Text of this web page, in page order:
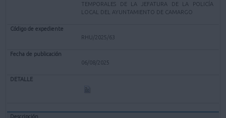
TEMPORALES DE LA JEFATURA DE LA POLICÍA
LOCAL DEL AYUNTAMIENTO DE CAMARGO
RHU/2025/63
06/08/2025